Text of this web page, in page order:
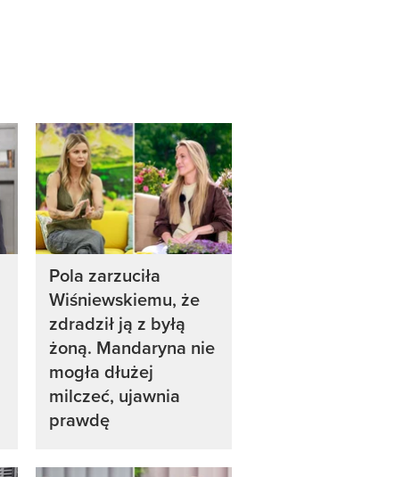
Pola zarzuciła
Wiśniewskiemu, że
zdradził ją z byłą
żoną. Mandaryna nie
mogła dłużej
milczeć, ujawnia
prawdę